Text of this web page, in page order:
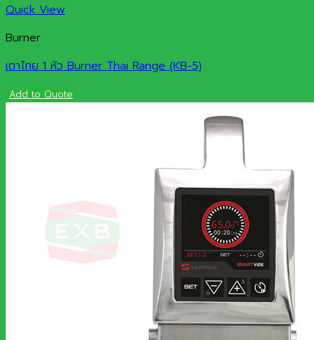
Quick View
Burner
เตาไทย 1 หัว Burner Thai Range (KB-5)
Add to Quote